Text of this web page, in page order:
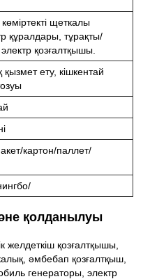
щеткалы
құралдары, тұрақты/
қозғалтқышы.
ету, кішкентай
картон/паллет/
қолданылуы
желдеткіш қозғалтқышы,
әмбебап қозғалтқыш,
генераторы, электр